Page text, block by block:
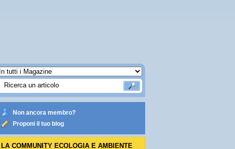
Non ancora membro?
Proponi il tuo blog
LA COMMUNITY ECOLOGIA E AMBIENTE